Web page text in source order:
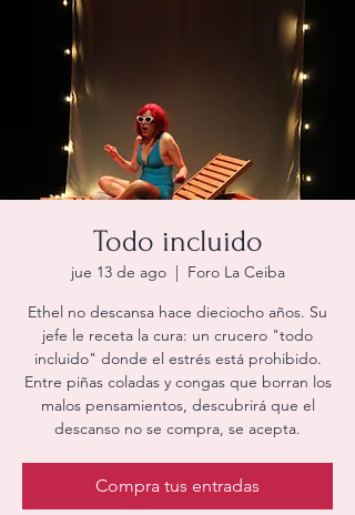
Todo incluido
jue 13 de ago
  |
Foro La Ceiba
Ethel no descansa hace dieciocho años. Su
jefe le receta la cura: un crucero "todo
incluido" donde el estrés está prohibido.
Entre piñas coladas y congas que borran los
malos pensamientos, descubrirá que el
descanso no se compra, se acepta.
Compra tus entradas